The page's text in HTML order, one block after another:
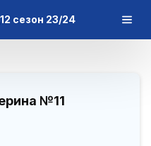
сезон 23/24
№11